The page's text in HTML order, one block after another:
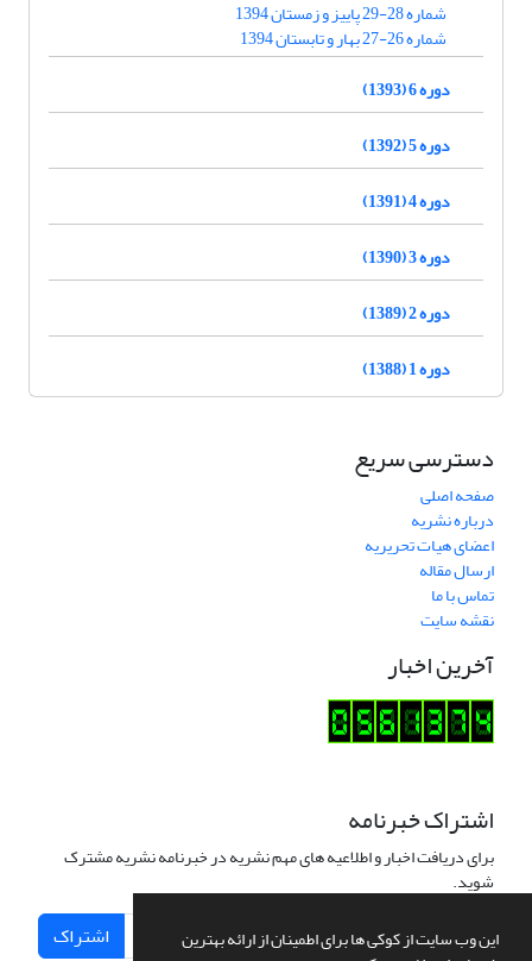
این وب سایت از کوکی ها برای اطمینان از ارائه بهترین
شماره 28-29 پاییز و زمستان 1394
شماره 26-27 بهار و تابستان 1394
دوره 6 (1393)
دوره 5 (1392)
دوره 4 (1391)
دوره 3 (1390)
دوره 2 (1389)
دوره 1 (1388)
دسترسی سریع
صفحه اصلی
درباره نشریه
اعضای هیات تحریریه
ارسال مقاله
تماس با ما
نقشه سایت
آخرین اخبار
اشتراک خبرنامه
برای دریافت اخبار و اطلاعیه های مهم نشریه در خبرنامه نشریه مشترک
شوید.
اشتراک